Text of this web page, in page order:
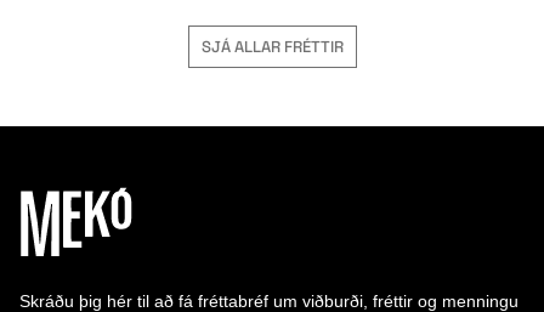
SJÁ ALLAR FRÉTTIR
Skráðu þig hér til að fá fréttabréf um viðburði, fréttir og menningu